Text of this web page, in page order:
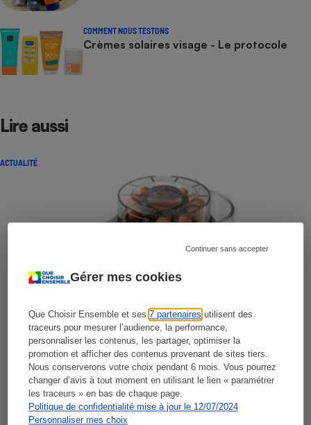
Gérer mes cookies
Que Choisir Ensemble et ses7 partenaires utilisent des
traceurs pour mesurer l’audience, la performance,
personnaliser les contenus, les partager, optimiser la
promotion et afficher des contenus provenant de sites tiers.
Nous conserverons votre choix pendant 6 mois. Vous pourrez
changer d’avis à tout moment en utilisant le lien « paramétrer
les traceurs » en bas de chaque page.
Politique de confidentialité mise à jour le 12/07/2024
Personnaliser mes choix
Continuer sans accepter
COMMENT NOUS TESTONS
Crèmes solaires visage - Le protocole
Lire aussi
ACTUALITÉ